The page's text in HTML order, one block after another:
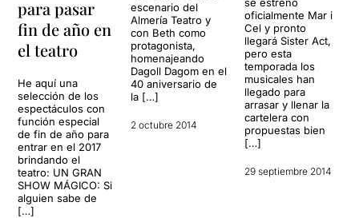
para pasar
fin de año en
el teatro
He aquí una
selección de los
espectáculos con
función especial
de fin de año para
entrar en el 2017
brindando el
teatro: UN GRAN
SHOW MÁGICO: Si
alguien sabe de
[…]
escenario del
Almería Teatro y
con Beth como
protagonista,
homenajeando
Dagoll Dagom en el
40 aniversario de
la […]
2 octubre 2014
oficialmente Mar i
Cel y pronto
llegará Sister Act,
pero esta
temporada los
musicales han
llegado para
arrasar y llenar la
cartelera con
propuestas bien
[…]
29 septiembre 2014